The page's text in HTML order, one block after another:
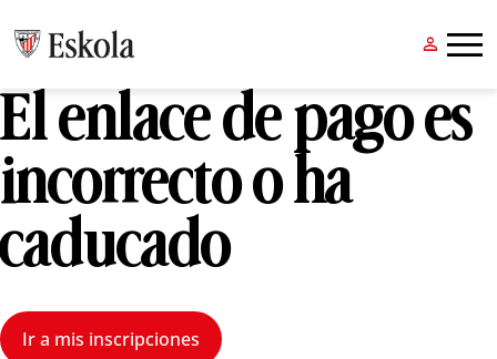
 
El enlace de pago es
incorrecto o ha
caducado
Ir a mis inscripciones